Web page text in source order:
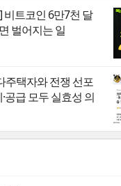
비트코인 6만7천 달
벌어지는 일
주택자와 전쟁 선포
공급 모두 실효성 의